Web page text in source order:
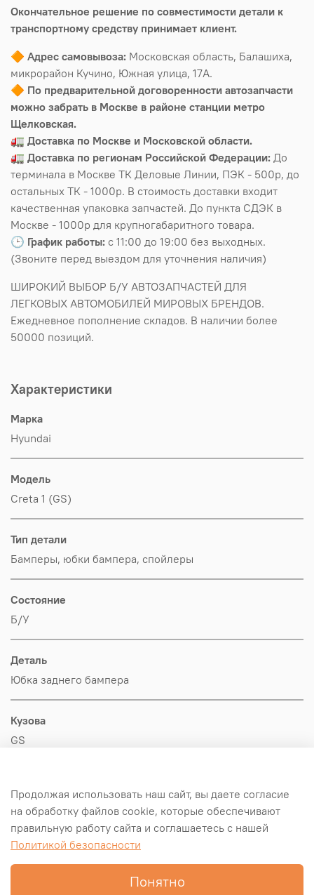
Окончательное решение по совместимости детали к
транспортному средству принимает клиент.
🔶 Адрес самовывоза: Московская область, Балашиха,
микрорайон Кучино, Южная улица, 17А.
🔶 По предварительной договоренности автозапчасти
можно забрать в Москве в районе станции метро
Щелковская.
🚛 Доставка по Москве и Московской области.
🚛 Доставка по регионам Российской Федерации: До
терминала в Москве ТК Деловые Линии, ПЭК - 500р, до
остальных ТК - 1000р. В стоимость доставки входит
качественная упаковка запчастей. До пункта СДЭК в
Москве - 1000р для крупногабаритного товара.
🕒 График работы: с 11:00 до 19:00 без выходных.
(Звоните перед выездом для уточнения наличия)
ШИРОКИЙ ВЫБОР Б/У АВТОЗАПЧАСТЕЙ ДЛЯ
ЛЕГКОВЫХ АВТОМОБИЛЕЙ МИРОВЫХ БРЕНДОВ.
Ежедневное пополнение складов. В наличии более
50000 позиций.
Характеристики
Марка
Hyundai
Модель
Creta 1 (GS)
Тип детали
Бамперы, юбки бампера, спойлеры
Состояние
Б/У
Деталь
Юбка заднего бампера
Кузова
GS
Hyundai-KIA
Оригинал/Аналог
Продолжая использовать наш сайт, вы даете согласие
на обработку файлов cookie, которые обеспечивают
правильную работу сайта и соглашаетесь с нашей
Политикой безопасности
Понятно